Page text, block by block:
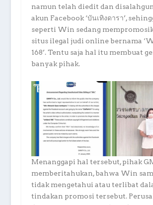
namun telah diedit dan
akun Facebook ‘บันเทิงดารา’,
seperti Win sedang
situs ilegal judi online bernama
168’. Tentu saja hal itu membuat
banyak pihak.
Menanggapi hal tersebut, pihak
memberitahukan, bahwa Win
tidak mengetahui atau terlibat
tindakan promosi tersebut.